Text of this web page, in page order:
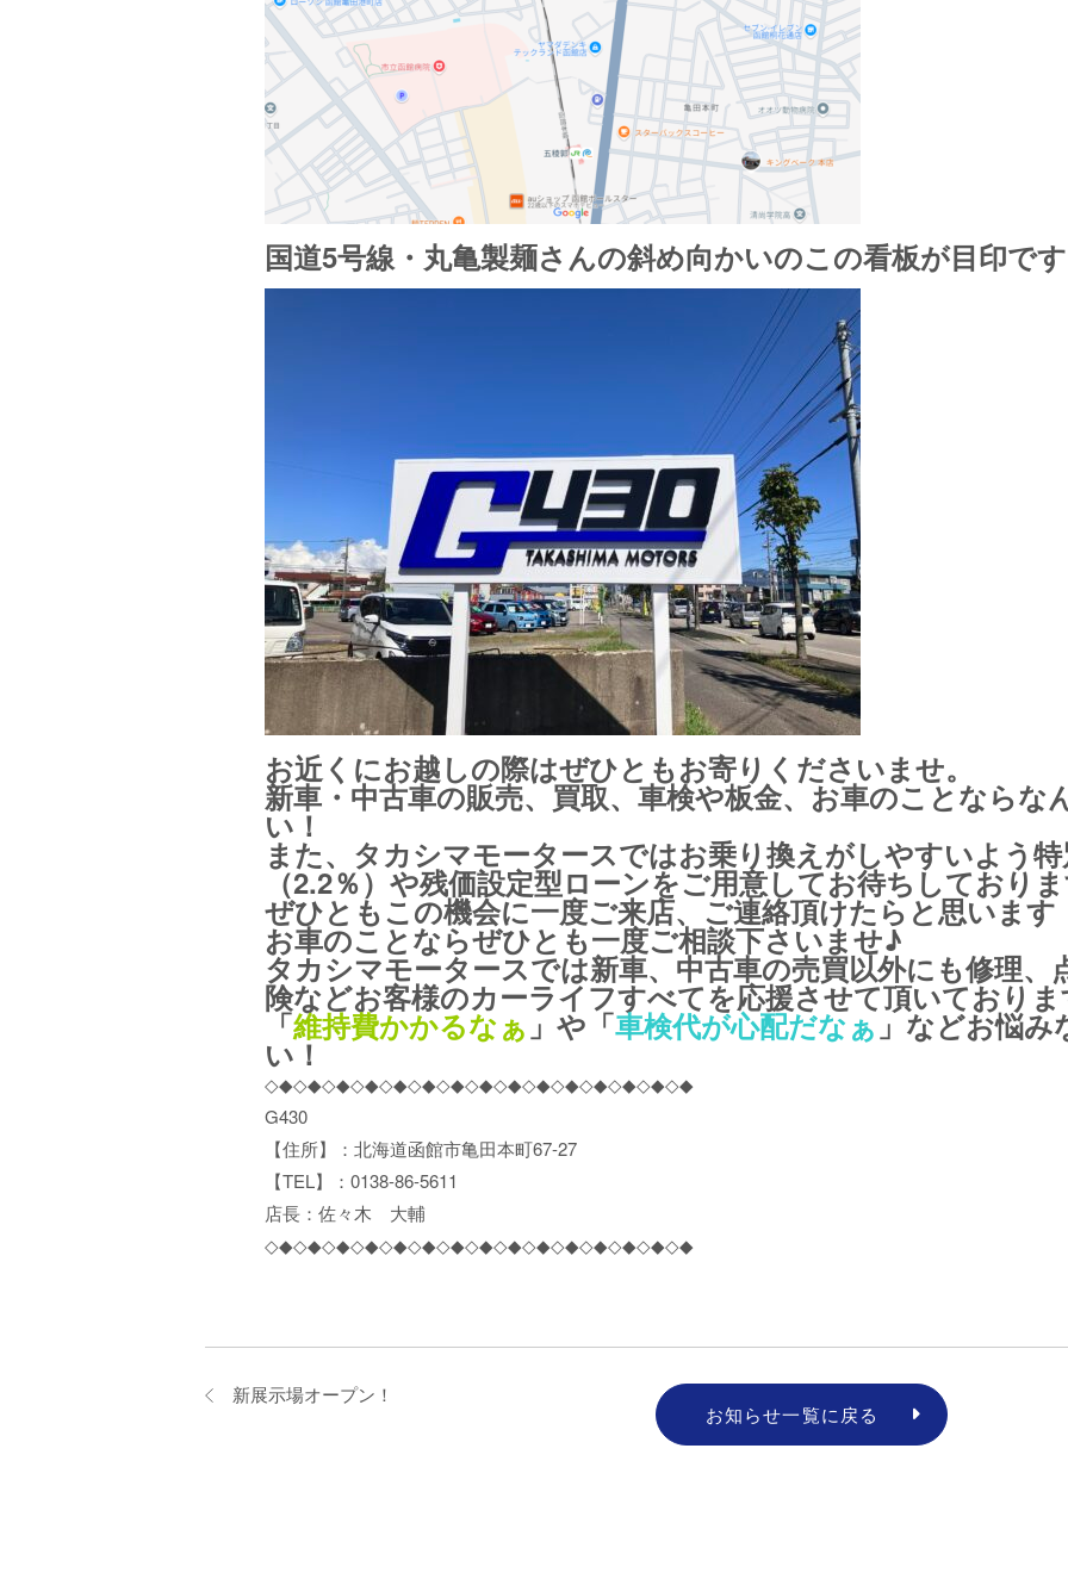
国道5号線・丸亀製麺さんの斜め向かいのこの看板が目印で
お近くにお越しの際はぜひともお寄りくださいませ。
新車・中古車の販売、買取、車検や板金、お車のことならな
い！
また、タカシマモータースではお乗り換えがしやすいよう
（2.2％）や残価設定型ローンをご用意してお待ちしており
ぜひともこの機会に一度ご来店、ご連絡頂けたらと思います
お車のことならぜひとも一度ご相談下さいませ♪
タカシマモータースでは新車、中古車の売買以外にも修理、
険などお客様のカーライフすべてを応援させて頂いており
「維持費かかるなぁ 」や「車検代が心配だなぁ 」などお悩
い！
◇◆◇◆◇◆◇◆◇◆◇◆◇◆◇◆◇◆◇◆◇◆◇◆◇◆◇◆◇◆
G430
【住所】：北海道函館市亀田本町67-27
【TEL】：0138-86-5611
店長：佐々木 大輔
◇◆◇◆◇◆◇◆◇◆◇◆◇◆◇◆◇◆◇◆◇◆◇◆◇◆◇◆◇◆
新展示場オープン！
お知らせ一覧に戻る